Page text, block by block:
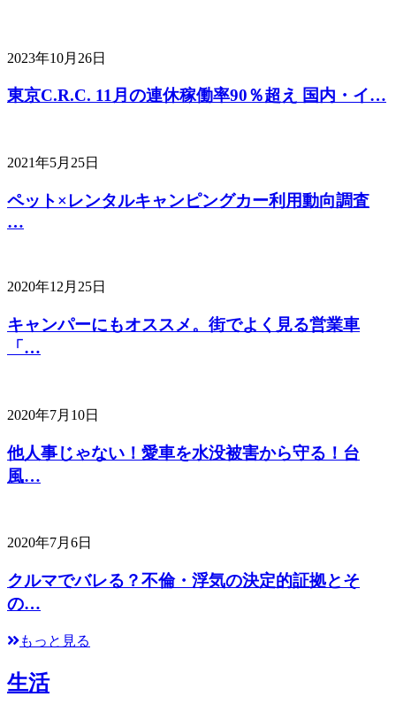
2023年10月26日
東京C.R.C. 11月の連休稼働率90％超え 国内・イ…
2021年5月25日
ペット×レンタルキャンピングカー利用動向調査
…
2020年12月25日
キャンパーにもオススメ。街でよく見る営業車
「…
2020年7月10日
他人事じゃない！愛車を水没被害から守る！台
風…
2020年7月6日
クルマでバレる？不倫・浮気の決定的証拠とそ
の…
もっと見る
生活